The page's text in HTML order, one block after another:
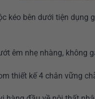
kéo bên dưới tiện
êm nhẹ nhàng, không
thiết kế 4 chân vững